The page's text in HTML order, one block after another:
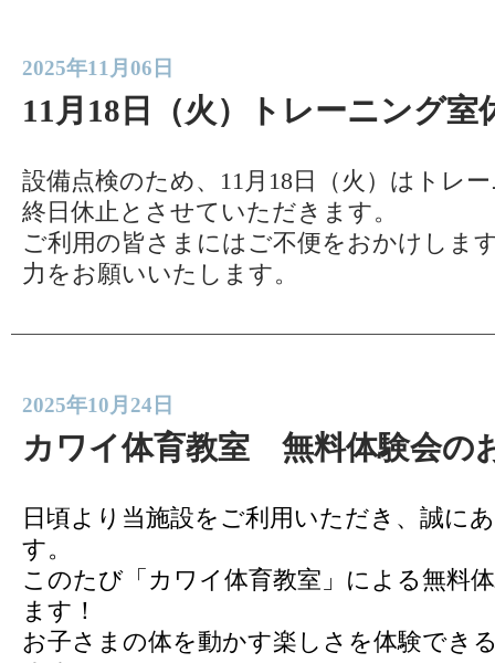
2025年11月06日
11月18日（火）トレーニング室
設備点検のため、11月18日（火）はトレ
終日休止とさせていただきます。
ご利用の皆さまにはご不便をおかけしま
力をお願いいたします。
2025年10月24日
カワイ体育教室 無料体験会の
日頃より当施設をご利用いただき、誠に
す。
このたび「カワイ体育教室」による無料
ます！
お子さまの体を動かす楽しさを体験でき